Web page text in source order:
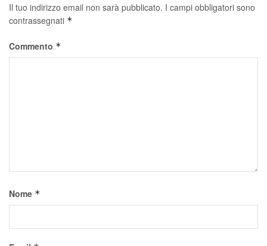
Il tuo indirizzo email non sarà pubblicato. I campi obbligatori sono
contrassegnati *
Commento *
Nome *